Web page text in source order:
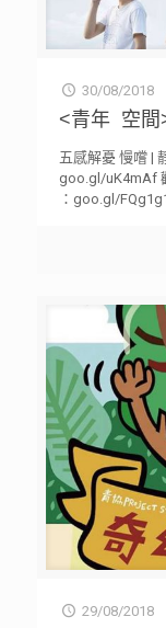
30/08/2018
<青年 空間
五感解憂 慢嚐 |
goo.gl/uK4mAf
：goo.gl/
29/08/2018